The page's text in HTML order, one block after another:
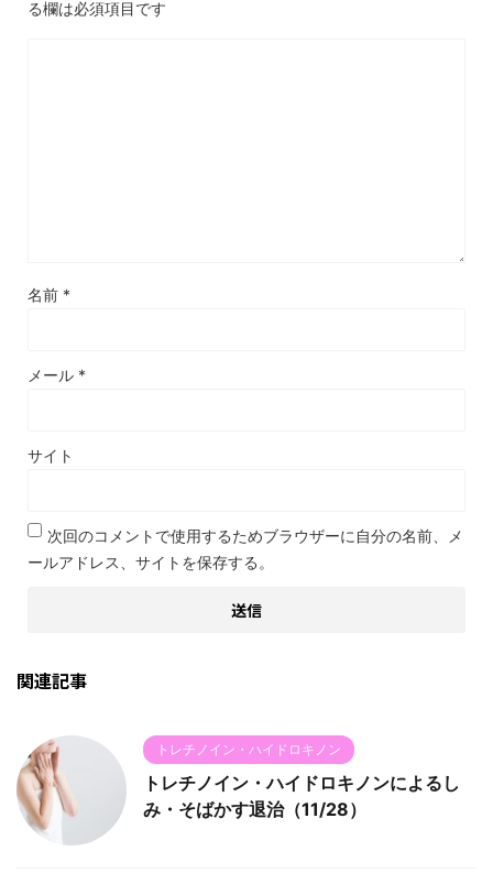
る欄は必須項目です
名前 *
メール *
サイト
次回のコメントで使用するためブラウザーに自分の名前、メ
ールアドレス、サイトを保存する。
関連記事
トレチノイン・ハイドロキノン
トレチノイン・ハイドロキノンによるし
み・そばかす退治（11/28）